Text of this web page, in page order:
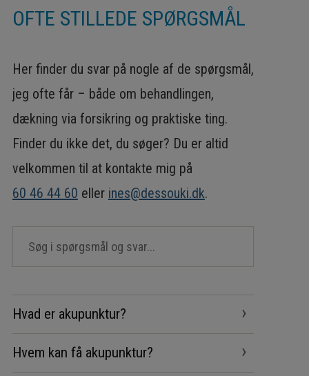
OFTE STILLEDE SPØRGSMÅL
Her finder du svar på nogle af de spørgsmål,
jeg ofte får – både om behandlingen,
dækning via forsikring og praktiske ting.
Finder du ikke det, du søger? Du er altid
velkommen til at kontakte mig på
60 46 44 60 eller ines@dessouki.dk.
Hvad er akupunktur? ›
Hvem kan få akupunktur? ›